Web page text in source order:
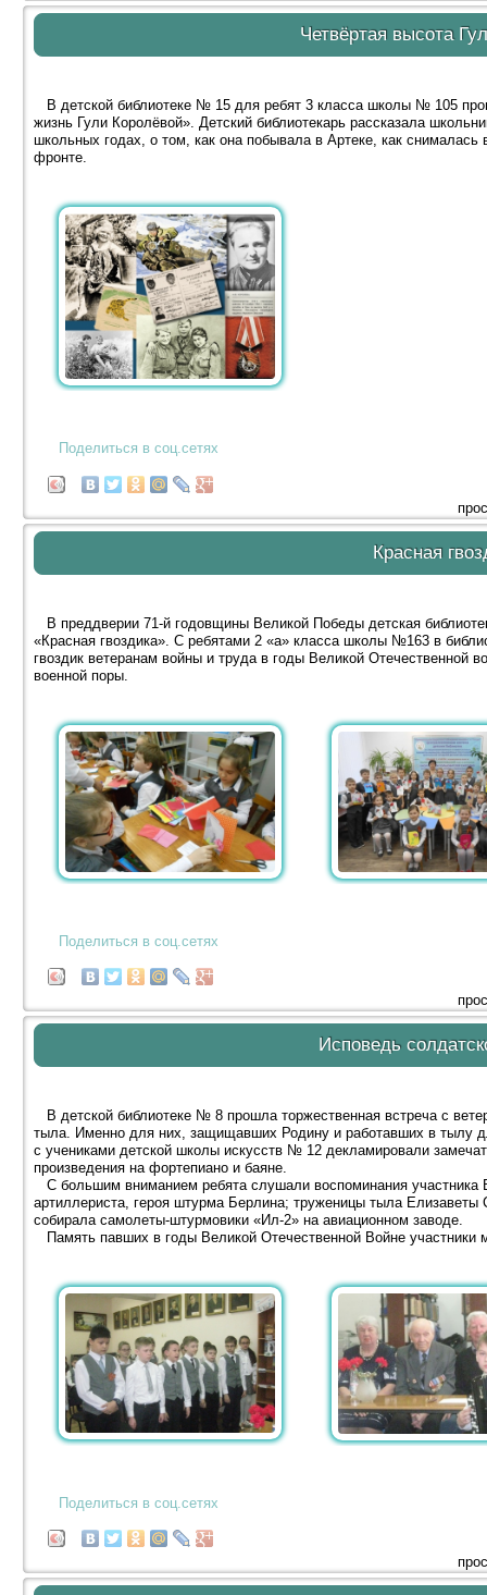
Четвёртая высота
В детской библиотеке № 15 для ребят 3 класса школы № 105
жизнь Гули Королёвой». Детский библиотекарь рассказала
школьных годах, о том, как она побывала в Артеке, как
фронте.
Поделиться в соц.сетях
Красная
В преддверии 71-й годовщины Великой Победы детская
«Красная гвоздика». С ребятами 2 «а» класса школы №163 в
гвоздик ветеранам войны и труда в годы Великой Отечественной
военной поры.
Поделиться в соц.сетях
Исповедь
В детской библиотеке № 8 прошла торжественная встреча с
тыла. Именно для них, защищавших Родину и работавших в тылу
с учениками детской школы искусств № 12 декламировали
произведения на фортепиано и баяне.
С большим вниманием ребята слушали воспоминания участника
артиллериста, героя штурма Берлина; труженицы тыла Елизаветы
собирала самолеты-штурмовики «Ил-2» на авиационном заводе.
Память павших в годы Великой Отечественной Войне участники
Поделиться в соц.сетях